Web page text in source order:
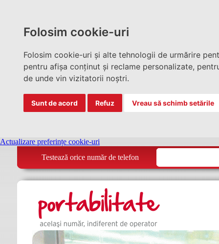
Folosim cookie-uri
Folosim cookie-uri și alte tehnologii de urmărire
pentru afișa conținut și reclame personalizate,
de unde vin vizitatorii noștri.
Sunt de acord Refuz Vreau să schimb setările
Actualizare preferințe cookie-uri
Testează orice număr de telefon